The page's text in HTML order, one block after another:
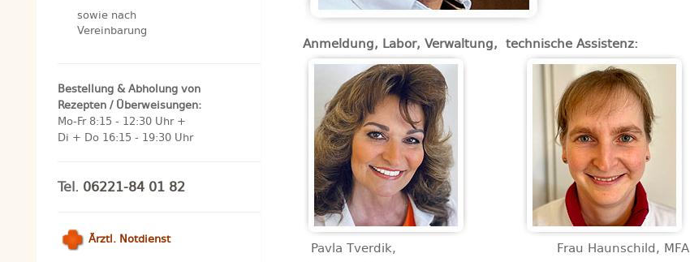
sowie nach
Vereinbarung
Bestellung & Abholung von
Rezepten / Überweisungen:
Mo-Fr 8:15 - 12:30 Uhr +
Di + Do 16:15 - 19:30 Uhr
Tel. 06221-84 01 82
Ärztl. Notdienst
Anmeldung, Labor, Verwaltung, technische Assistenz:
Pavla Tverdik,
Frau Haunschild, MFA